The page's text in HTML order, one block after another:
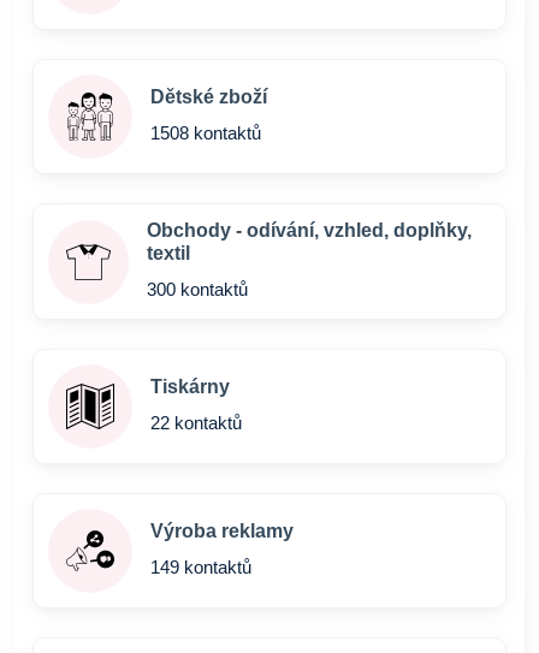
Dětské zboží
1508 kontaktů
Obchody - odívání, vzhled, doplňky,
textil
300 kontaktů
Tiskárny
22 kontaktů
Výroba reklamy
149 kontaktů